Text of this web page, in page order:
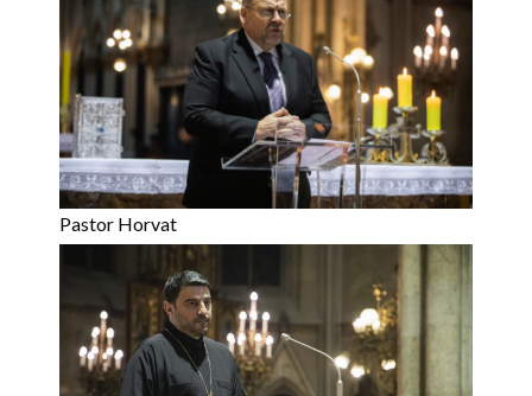
Pastor Horvat